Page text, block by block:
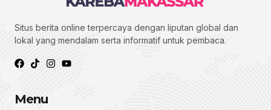
Situs berita online terpercaya dengan liputan global dan
lokal yang mendalam serta informatif untuk pembaca.
Menu